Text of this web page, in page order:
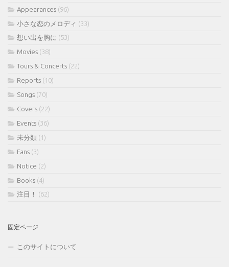
Appearances (96)
小さな恋のメロディ (33)
想い出を胸に (53)
Movies (38)
Tours & Concerts (22)
Reports (10)
Songs (70)
Covers (22)
Events (36)
未分類 (1)
Fans (3)
Notice (2)
Books (4)
注目！
(62)
固定ページ
このサイトについて